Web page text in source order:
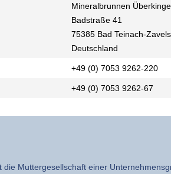
Mineralbrunnen
Badstraße 41
75385 Bad Teinach-
Deutschland
+49 (0) 7053 9262-220
+49 (0) 7053 9262-67
Muttergesellschaft einer